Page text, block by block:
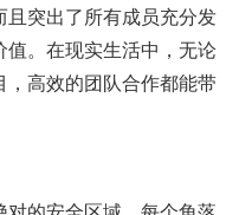
突出了所有成员充分发
。在现实生活中，无论
高效的团队合作都能带